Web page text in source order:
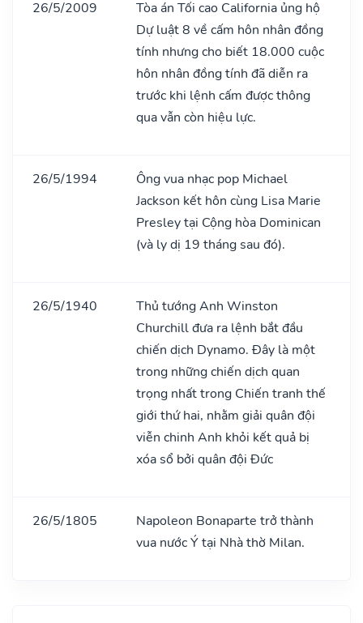
26/5/2009
Tòa án Tối cao California ủng hộ
Dự luật 8 về cấm hôn nhân đồng
tính nhưng cho biết 18.000 cuộc
hôn nhân đồng tính đã diễn ra
trước khi lệnh cấm được thông
qua vẫn còn hiệu lực.
26/5/1994
Ông vua nhạc pop Michael
Jackson kết hôn cùng Lisa Marie
Presley tại Cộng hòa Dominican
(và ly dị 19 tháng sau đó).
26/5/1940
Thủ tướng Anh Winston
Churchill đưa ra lệnh bắt đầu
chiến dịch Dynamo. Đây là một
trong những chiến dịch quan
trọng nhất trong Chiến tranh thế
giới thứ hai, nhằm giải quân đội
viễn chinh Anh khỏi kết quả bị
xóa sổ bởi quân đội Đức
26/5/1805
Napoleon Bonaparte trở thành
vua nước Ý tại Nhà thờ Milan.